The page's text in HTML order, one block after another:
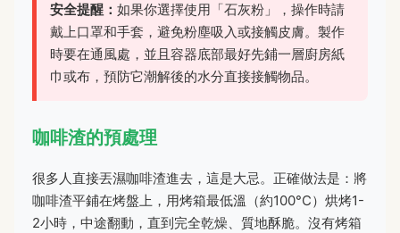
安全提醒： 如果你選擇使用「石灰粉」，操作時請
戴上口罩和手套，避免粉塵吸入或接觸皮膚。製作
時要在通風處，並且容器底部最好先鋪一層廚房紙
巾或布，預防它潮解後的水分直接接觸物品。
咖啡渣的預處理
很多人直接丟濕咖啡渣進去，這是大忌。正確做法是：將
咖啡渣平鋪在烤盤上，用烤箱最低溫（約100°C）烘烤1-
2小時，中途翻動，直到完全乾燥、質地酥脆。沒有烤箱